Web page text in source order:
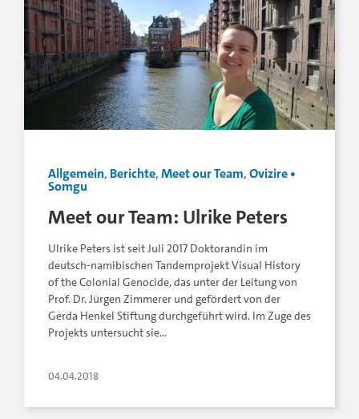
Allgemein, Berichte,Meet our Team,Ovizire •
Somgu
Meet our Team: Ulrike Peters
Ulrike Peters ist seit Juli 2017 Doktorandin im
deutsch-namibischen Tandemprojekt Visual History
of the Colonial Genocide, das unter der Leitung von
Prof. Dr. Jürgen Zimmerer und gefördert von der
Gerda Henkel Stiftung durchgeführt wird. Im Zuge des
Projekts untersucht sie…
04.04.2018